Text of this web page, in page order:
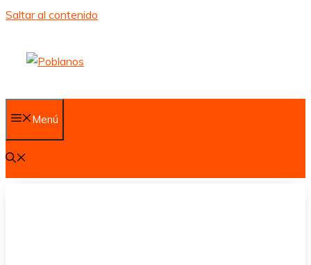
Saltar al contenido
Menú